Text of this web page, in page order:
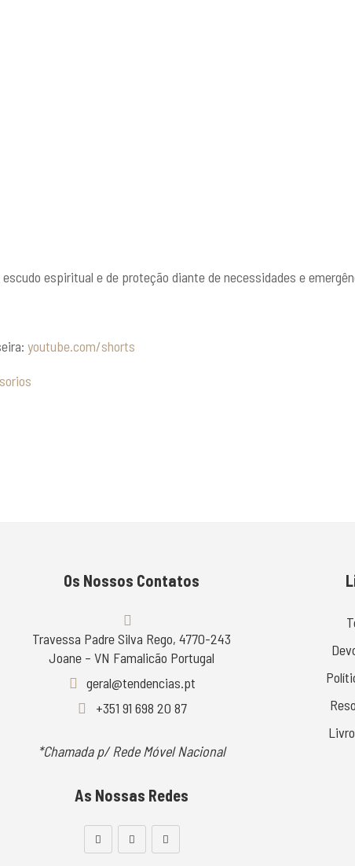
espiritual e de proteção diante de necessidades e
youtube.com/shorts
Os Nossos Contatos
Travessa Padre Silva Rego, 4770-243
Joane – VN Famalicão Portugal
geral@tendencias.pt
+351 91 698 20 87
*Chamada p/ Rede Móvel Nacional
As Nossas Redes